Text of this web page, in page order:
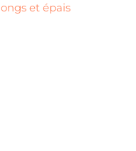
et épais